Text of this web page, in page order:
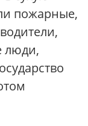
пожарные,
люди,